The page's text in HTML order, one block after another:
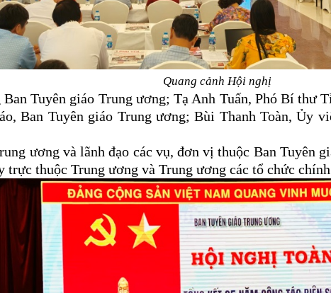
Quang cảnh Hội nghị
Tuyên giáo Trung ương; Tạ Anh Tuấn, Phó Bí
Ban Tuyên giáo Trung ương; Bùi Thanh Toàn, Ủy
ương và lãnh đạo các vụ, đơn vị thuộc Ban Tuyên
trực thuộc Trung ương và Trung ương các tổ chức